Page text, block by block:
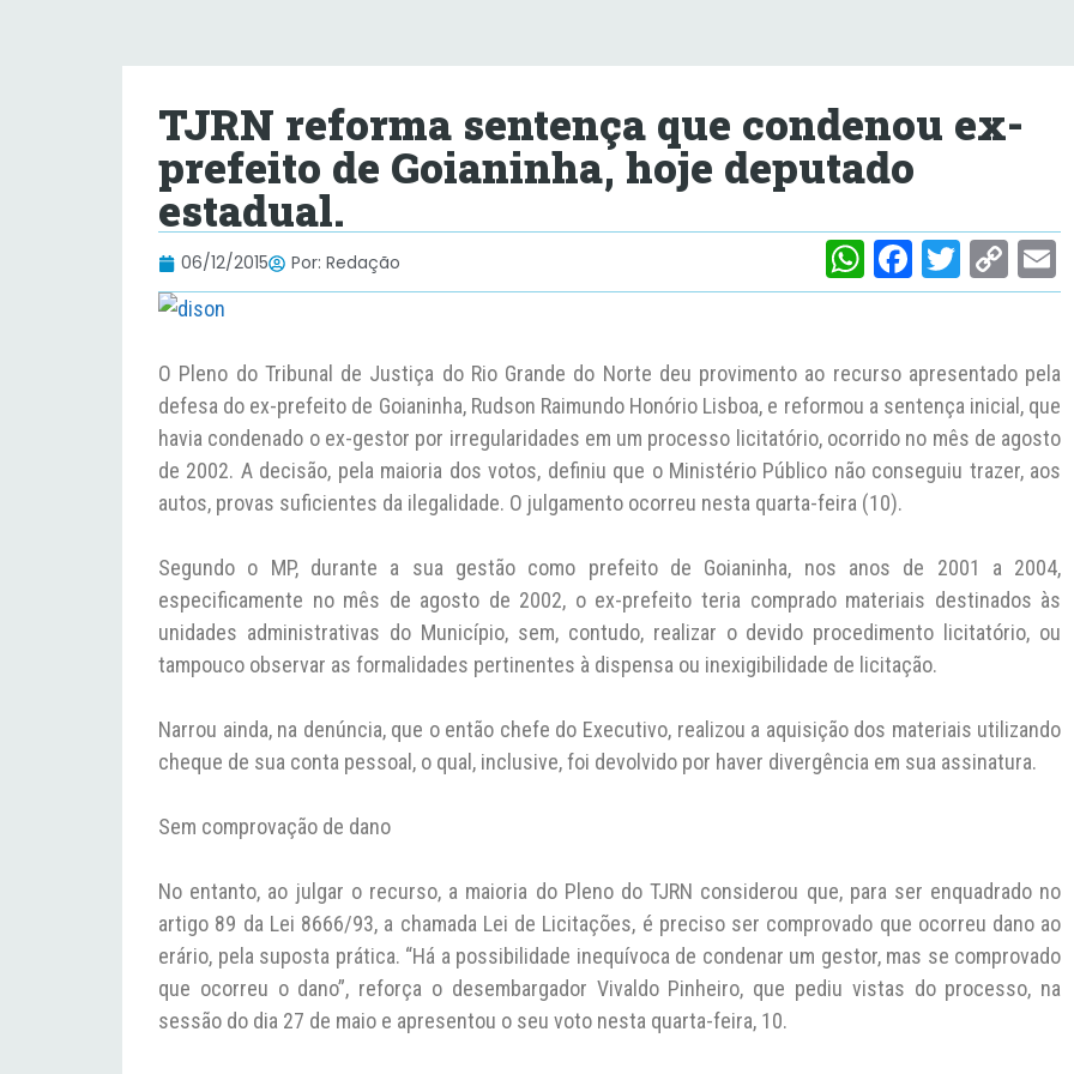
TJRN reforma sentença que condenou ex-
prefeito de Goianinha, hoje deputado
estadual.
06/12/2015 Por: Redação
W
h
s
A
p
p
F
a
e
b
o
o
T
w
er
C
o
y
Li
n
k
m
l
O Pleno do Tribunal de Justiça do Rio Grande do Norte deu provimento ao recurso apresentado pela
defesa do ex-prefeito de Goianinha, Rudson Raimundo Honório Lisboa, e reformou a sentença inicial, que
havia condenado o ex-gestor por irregularidades em um processo licitatório, ocorrido no mês de agosto
de 2002. A decisão, pela maioria dos votos, definiu que o Ministério Público não conseguiu trazer, aos
autos, provas suficientes da ilegalidade. O julgamento ocorreu nesta quarta-feira (10).
Segundo o MP, durante a sua gestão como prefeito de Goianinha, nos anos de 2001 a 2004,
especificamente no mês de agosto de 2002, o ex-prefeito teria comprado materiais destinados às
unidades administrativas do Município, sem, contudo, realizar o devido procedimento licitatório, ou
tampouco observar as formalidades pertinentes à dispensa ou inexigibilidade de licitação.
Narrou ainda, na denúncia, que o então chefe do Executivo, realizou a aquisição dos materiais utilizando
cheque de sua conta pessoal, o qual, inclusive, foi devolvido por haver divergência em sua assinatura.
Sem comprovação de dano
No entanto, ao julgar o recurso, a maioria do Pleno do TJRN considerou que, para ser enquadrado no
artigo 89 da Lei 8666/93, a chamada Lei de Licitações, é preciso ser comprovado que ocorreu dano ao
erário, pela suposta prática. “Há a possibilidade inequívoca de condenar um gestor, mas se comprovado
que ocorreu o dano”, reforça o desembargador Vivaldo Pinheiro, que pediu vistas do processo, na
sessão do dia 27 de maio e apresentou o seu voto nesta quarta-feira, 10.